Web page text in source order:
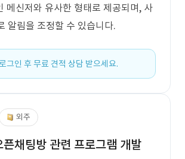
메신저와 유사한 형태로 제공되며, 사
알림을 조정할 수 있습니다.
그인 후 무료 견적 상담 받으세요.
외주
픈채팅방 관련 프로그램 개발